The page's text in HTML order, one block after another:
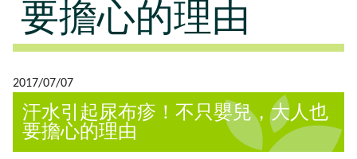
要擔心的理由
2017/07/07
汗水引起尿布疹！不只嬰兒，大人也
要擔心的理由